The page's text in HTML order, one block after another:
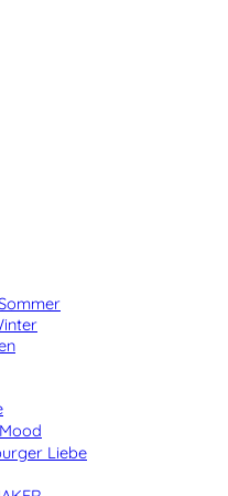
Liebe